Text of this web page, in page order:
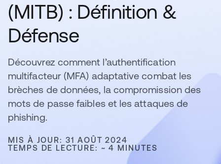
(MITB) : Définition &
Défense
Découvrez comment l’authentification
multifacteur (MFA) adaptative combat les
brèches de données, la compromission des
mots de passe faibles et les attaques de
phishing.
MIS À JOUR: 31 AOÛT 2024
TEMPS DE LECTURE: ~ 4 MINUTES